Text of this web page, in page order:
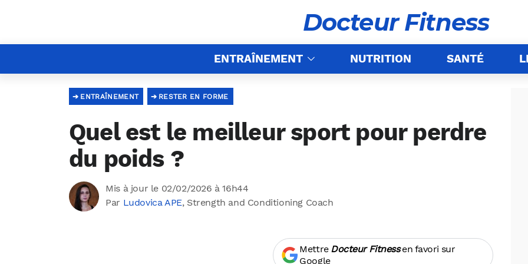
Docteur Fitness
ENTRAÎNEMENT NUTRITION SANTÉ
RESTER EN FORME
ENTRAÎNEMENT
Quel est le meilleur sport pour perdre
du poids ?
Mis à jour le 02/02/2026 à 16h44
Par Ludovica APE, Strength and Conditioning Coach
Mettre Docteur Fitnessen favori sur
Google